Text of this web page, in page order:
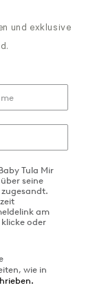
und exklusive
Tula Mir
seine
am
oder
wie in